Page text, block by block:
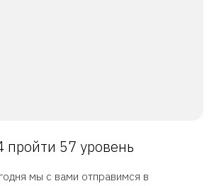
пройти 57 уровень
мы с вами отправимся в